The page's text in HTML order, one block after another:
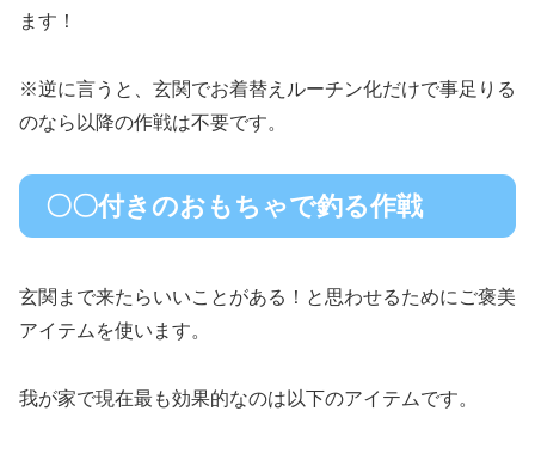
ます！
※逆に言うと、玄関でお着替えルーチン化だけで事足りる
のなら以降の作戦は不要です。
〇〇付きのおもちゃで釣る作戦
玄関まで来たらいいことがある！と思わせるためにご褒美
アイテムを使います。
我が家で現在最も効果的なのは以下のアイテムです。